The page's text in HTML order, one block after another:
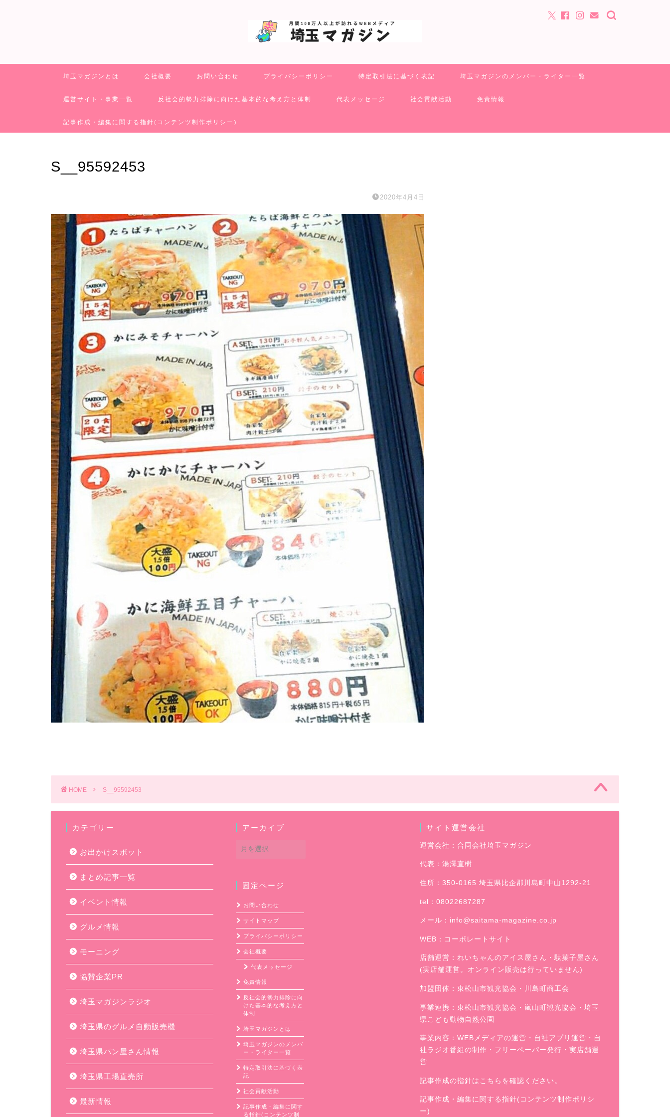
埼玉マガジンとは 会社概要 お問い合わせ プライバシーポリシー 特定取引法に基づく表記 埼玉マガジンのメンバー・ライター一覧
運営サイト・事業一覧 反社会的勢力排除に向けた基本的な考え方と体制 代表メッセージ 社会貢献活動 免責情報
記事作成・編集に関する指針(コンテンツ制作ポリシー)
S__95592453
2020年4月4日
HOME S__95592453
カテゴリー
お出かけスポット
まとめ記事一覧
イベント情報
グルメ情報
モーニング
協賛企業PR
埼玉マガジンラジオ
埼玉県のグルメ自動販売機
埼玉県パン屋さん情報
埼玉県工場直売所
最新情報
アーカイブ
ア
ー
固定ページ
お問い合わせ
サイトマップ
プライバシーポリシー
会社概要
代表メッセージ
免責情報
反社会的勢力排除に向
けた基本的な考え方と
体制
埼玉マガジンとは
埼玉マガジンのメンバ
ー・ライター一覧
特定取引法に基づく表
記
社会貢献活動
記事作成・編集に関す
る指針(コンテンツ制
サイト運営会社
運営会社：合同会社埼玉マガジン
代表：湯澤直樹
住所：350-0165 埼玉県比企郡川島町中山1292-21
tel：08022687287
メール： info@saitama-magazine.co.jp
WEB： コーポレートサイト
店舗運営：れいちゃんのアイス屋さん ・駄菓子屋さん
(実店舗運営。オンライン販売は行っていません)
加盟団体：東松山市観光協会・川島町商工会
事業連携：東松山市観光協会・嵐山町観光協会・埼玉
県こども動物自然公園
事業内容：WEBメディアの運営・自社アプリ運営・自
社ラジオ番組の制作・フリーペーパー発行・実店舗運
営
記事作成の指針はこちらを確認ください。
記事作成・編集に関する指針(コンテンツ制作ポリシ
ー)